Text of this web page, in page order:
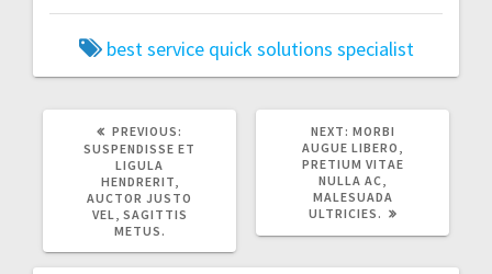
best service quick solutions specialist
PREVIOUS:
POST:
SUSPENDISSE ET
LIGULA
HENDRERIT,
AUCTOR JUSTO
VEL, SAGITTIS
METUS.
NEXT: NEXT
POST:
MORBI
AUGUE LIBERO,
PRETIUM VITAE
NULLA AC,
MALESUADA
ULTRICIES.